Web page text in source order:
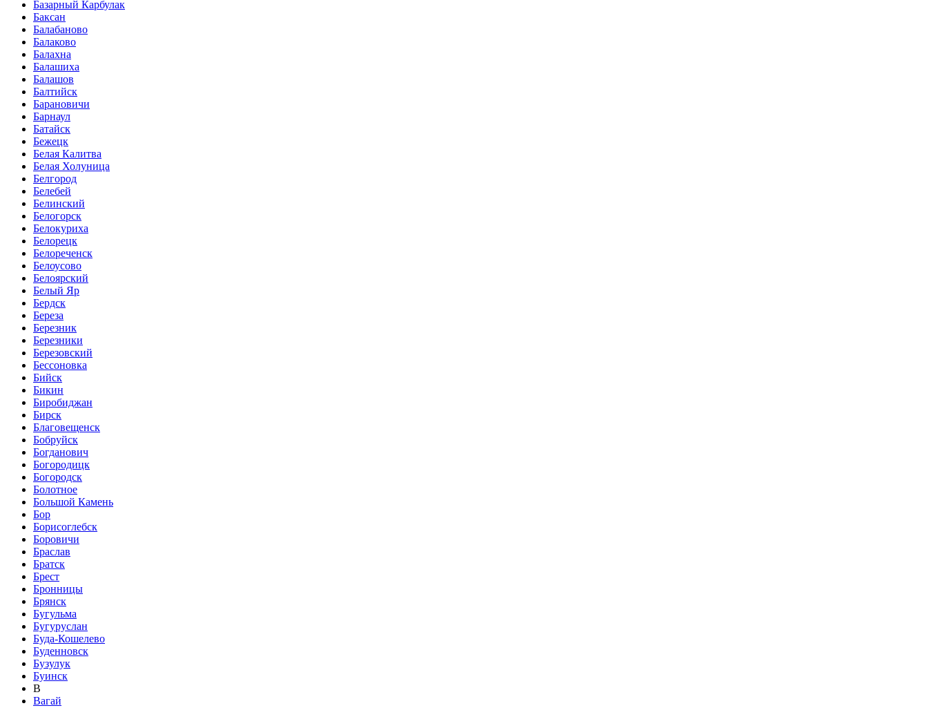
Базарный Карбулак
Баксан
Балабаново
Балаково
Балахна
Балашиха
Балашов
Балтийск
Барановичи
Барнаул
Батайск
Бежецк
Белая Калитва
Белая Холуница
Белгород
Белебей
Белинский
Белогорск
Белокуриха
Белорецк
Белореченск
Белоусово
Белоярский
Белый Яр
Бердск
Береза
Березник
Березники
Березовский
Бессоновка
Бийск
Бикин
Биробиджан
Бирск
Благовещенск
Бобруйск
Богданович
Богородицк
Богородск
Болотное
Большой Камень
Бор
Борисоглебск
Боровичи
Браслав
Братск
Брест
Бронницы
Брянск
Бугульма
Бугуруслан
Буда-Кошелево
Буденновск
Бузулук
Буинск
В
Вагай